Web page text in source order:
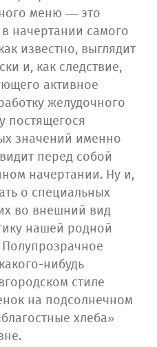
меню — это
начертании самого
известно, выглядит
и, как следствие,
активное
желудочного
постящегося
значений именно
перед собой
начертании. Ну и,
о специальных
во внешний вид
нашей родной
нибудь
стиле
на подсолнечном
хлеба»